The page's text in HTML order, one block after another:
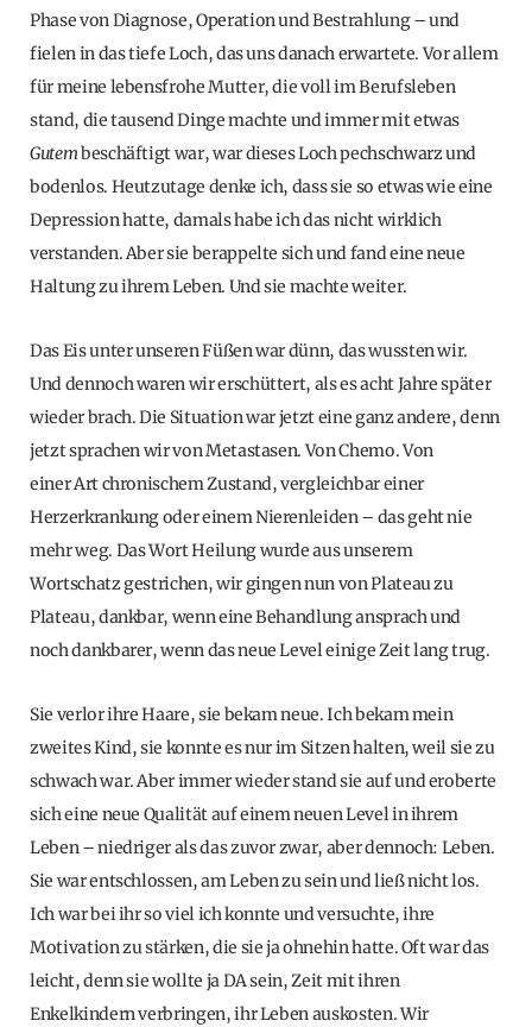
Phase von Diagnose, Operation und Bestrahlung – und
fielen in das tiefe Loch, das uns danach erwartete. Vor allem
für meine lebensfrohe Mutter, die voll im Berufsleben
stand, die tausend Dinge machte und immer mit etwas
Gutembeschäftigt war, war dieses Loch pechschwarz und
bodenlos. Heutzutage denke ich, dass sie so etwas wie eine
Depression hatte, damals habe ich das nicht wirklich
verstanden. Aber sie berappelte sich und fand eine neue
Haltung zu ihrem Leben. Und sie machte weiter.
Das Eis unter unseren Füßen war dünn, das wussten wir.
Und dennoch waren wir erschüttert, als es acht Jahre später
wieder brach. Die Situation war jetzt eine ganz andere, denn
jetzt sprachen wir von Metastasen. Von Chemo. Von
einer Art chronischem Zustand, vergleichbar einer
Herzerkrankung oder einem Nierenleiden – das geht nie
mehr weg. Das Wort Heilung wurde aus unserem
Wortschatz gestrichen, wir gingen nun von Plateau zu
Plateau, dankbar, wenn eine Behandlung ansprach und
noch dankbarer, wenn das neue Level einige Zeit lang trug.
Sie verlor ihre Haare, sie bekam neue. Ich bekam mein
zweites Kind, sie konnte es nur im Sitzen halten, weil sie zu
schwach war. Aber immer wieder stand sie auf und eroberte
sich eine neue Qualität auf einem neuen Level in ihrem
Leben – niedriger als das zuvor zwar, aber dennoch: Leben.
Sie war entschlossen, am Leben zu sein und ließ nicht los.
Ich war bei ihr so viel ich konnte und versuchte, ihre
Motivation zu stärken, die sie ja ohnehin hatte. Oft war das
leicht, denn sie wollte ja DA sein, Zeit mit ihren
Enkelkindern verbringen, ihr Leben auskosten. Wir